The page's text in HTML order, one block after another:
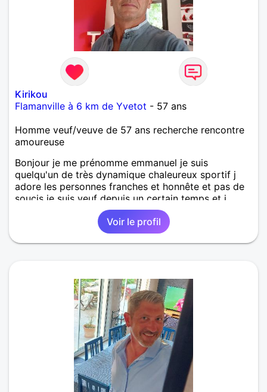
Kirikou
Flamanville à 6 km de Yvetot - 57 ans
Homme veuf/veuve de 57 ans recherche rencontre
amoureuse
Bonjour je me prénomme emmanuel je suis
quelqu'un de très dynamique chaleureux sportif j
adore les personnes franches et honnête et pas de
soucis je suis veuf depuis un certain temps et j
espère trouver un deuxième chapitre à ma vie la
première aura duré 4o ans c est peu dire
Voir le profil